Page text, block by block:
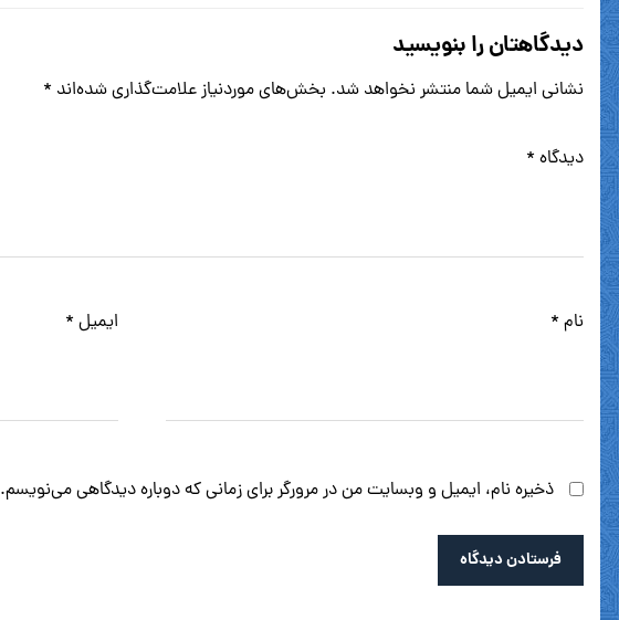
دیدگاهتان را بنویسید
نشانی ایمیل شما منتشر نخواهد شد. بخش‌های موردنیاز علامت‌گذاری شده‌اند *
دیدگاه *
نام * ایمیل *
ذخیره نام، ایمیل و وبسایت من در مرورگر برای زمانی که دوباره دیدگاهی می‌نویسم.
فرستادن دیدگاه